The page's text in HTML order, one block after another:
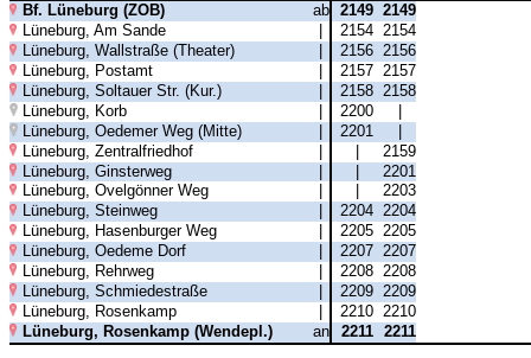
Bf. Lüneburg (ZOB)
ab 2149 2149
Lüneburg, Am Sande
2154 2154
Lüneburg, Wallstraße (Theater)
2156 2156
Lüneburg, Postamt
2157 2157
Lüneburg, Soltauer Str. (Kur.)
2158 2158
Lüneburg, Korb
2200
Lüneburg, Oedemer Weg (Mitte)
2201
Lüneburg, Zentralfriedhof
| |
2159
Lüneburg, Ginsterweg
| |
2201
Lüneburg, Ovelgönner Weg
2203
Lüneburg, Steinweg
2204 2204
Lüneburg, Hasenburger Weg
2205 2205
Lüneburg, Oedeme Dorf
2207 2207
Lüneburg, Rehrweg
2208 2208
Lüneburg, Schmiedestraße
2209 2209
Lüneburg, Rosenkamp
2210 2210
Lüneburg, Rosenkamp (Wendepl.)
an 2211 2211